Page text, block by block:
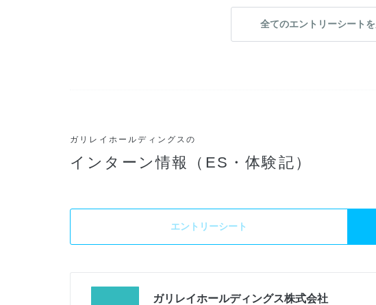
全てのエントリーシート
ガリレイホールディングスの
インターン情報（ES・体験記）
エントリーシート
ガリレイホールディングス株式会社